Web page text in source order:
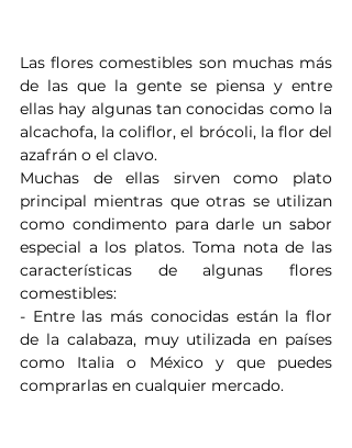
Las flores comestibles son muchas más
de las que la gente se piensa y entre
ellas hay algunas tan conocidas como la
alcachofa, la coliflor, el brócoli, la flor del
azafrán o el clavo.
Muchas de ellas sirven como plato
principal mientras que otras se utilizan
como condimento para darle un sabor
especial a los platos. Toma nota de las
características de algunas flores
comestibles:
- Entre las más conocidas están la flor
de la calabaza, muy utilizada en países
como Italia o México y que puedes
comprarlas en cualquier mercado.